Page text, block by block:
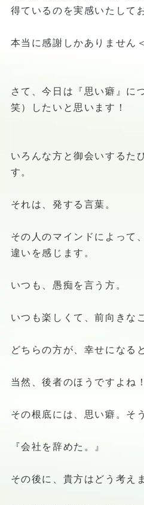
得ているのを実感いたして
本当に感謝しかありません
さて、今日は『思い癖』に
笑）したいと思います！
いろんな方と御会いするた
す。
それは、発する言葉。
その人のマインドによって
違いを感じます。
いつも、愚痴を言う方。
いつも楽しくて、前向きな
どちらの方が、幸せになる
当然、後者のほうですよね！
その根底には、思い癖。そ
『会社を辞めた。』
その後に、貴方はどう考え